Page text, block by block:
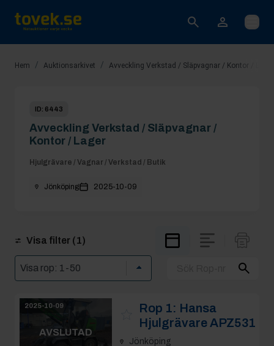
Öppna
Hem / Auktionsarkivet / Avveckling Verkstad / Släpvagnar / Kontor / Lager
ID: 6443
Avveckling Verkstad / Släpvagnar /
Kontor / Lager
Hjulgrävare / Vagnar / Verkstad / Butik
Jönköping 2025-10-09
Visa filter (1)
2025-10-09
AVSLUTAD
Rop 1: Hansa
Hjulgrävare APZ531
Jönköping